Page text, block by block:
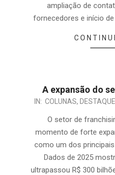
ampliação de
fornecedores e início
A expansão do
IN: COLUNAS, DESTAQUE
O setor de
momento de forte
como um dos
Dados de 2025
ultrapassou R$ 300